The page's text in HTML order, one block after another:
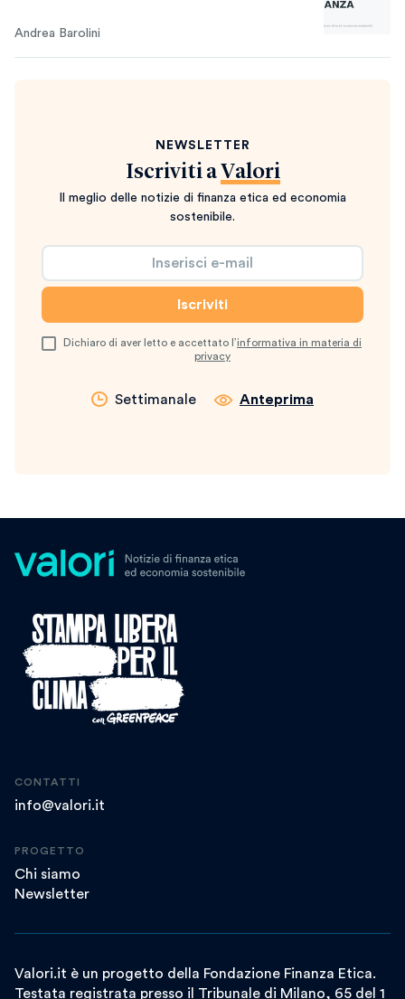
Andrea Barolini
NEWSLETTER
Iscriviti a Valori
Il meglio delle notizie di finanza etica ed economia
sostenibile.
Dichiaro di aver letto e accettato l’informativa in materia di
privacy
Settimanale Anteprima
CONTATTI
info@valori.it
PROGETTO
Chi siamo
Newsletter
Valori.it è un progetto della Fondazione Finanza Etica.
Testata registrata presso il Tribunale di Milano, 65 del 1